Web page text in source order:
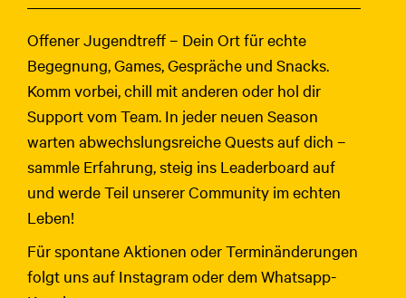
Offener Jugendtreff – Dein Ort für echte
Begegnung, Games, Gespräche und Snacks.
Komm vorbei, chill mit anderen oder hol dir
Support vom Team. In jeder neuen Season
warten abwechslungsreiche Quests auf dich –
sammle Erfahrung, steig ins Leaderboard auf
und werde Teil unserer Community im echten
Leben!
Für spontane Aktionen oder Terminänderungen
folgt uns auf Instagram oder dem Whatsapp-